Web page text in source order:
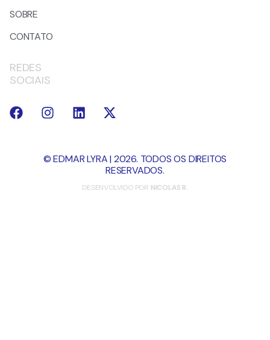
SOBRE
CONTATO
REDES
SOCIAIS
© EDMAR LYRA | 2026. TODOS OS DIREITOS
RESERVADOS.
DESENVOLVIDO POR NICOLAS R.